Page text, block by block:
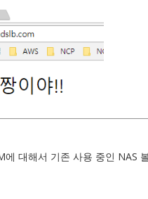
대해서 기존 사용 중인 NAS